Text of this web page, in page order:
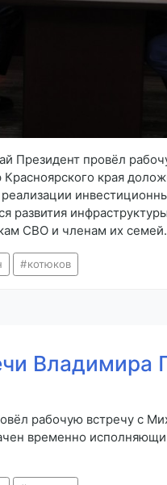
Президент провёл
края
развития
СВО и членам их семей.
котюков
Владимира
рабочую встречу с
временно